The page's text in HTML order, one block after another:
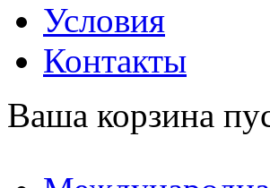
Условия
Контакты
Ваша корзина